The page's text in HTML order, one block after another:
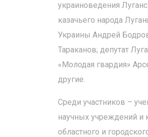
украиноведения
казачьего народа
Украины Андрей
Тараканов; депутат
«Молодая гвардия»
другие.
Среди участников –
научных учреждений и
областного и